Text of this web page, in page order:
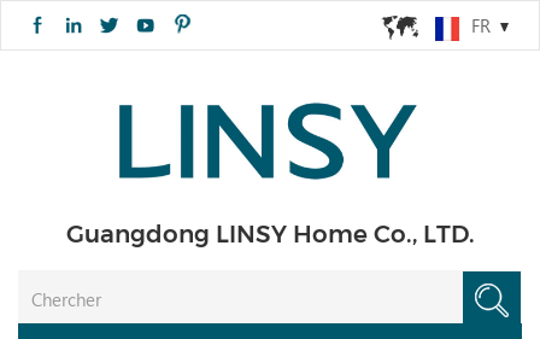
FR
Guangdong LINSY Home Co., LTD.